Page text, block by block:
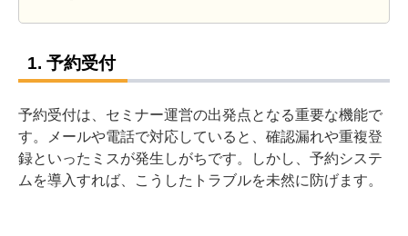
1. 予約受付
予約受付は、セミナー運営の出発点となる重要な機能で
す。メールや電話で対応していると、確認漏れや重複登
録といったミスが発生しがちです。しかし、予約システ
ムを導入すれば、こうしたトラブルを未然に防げます。